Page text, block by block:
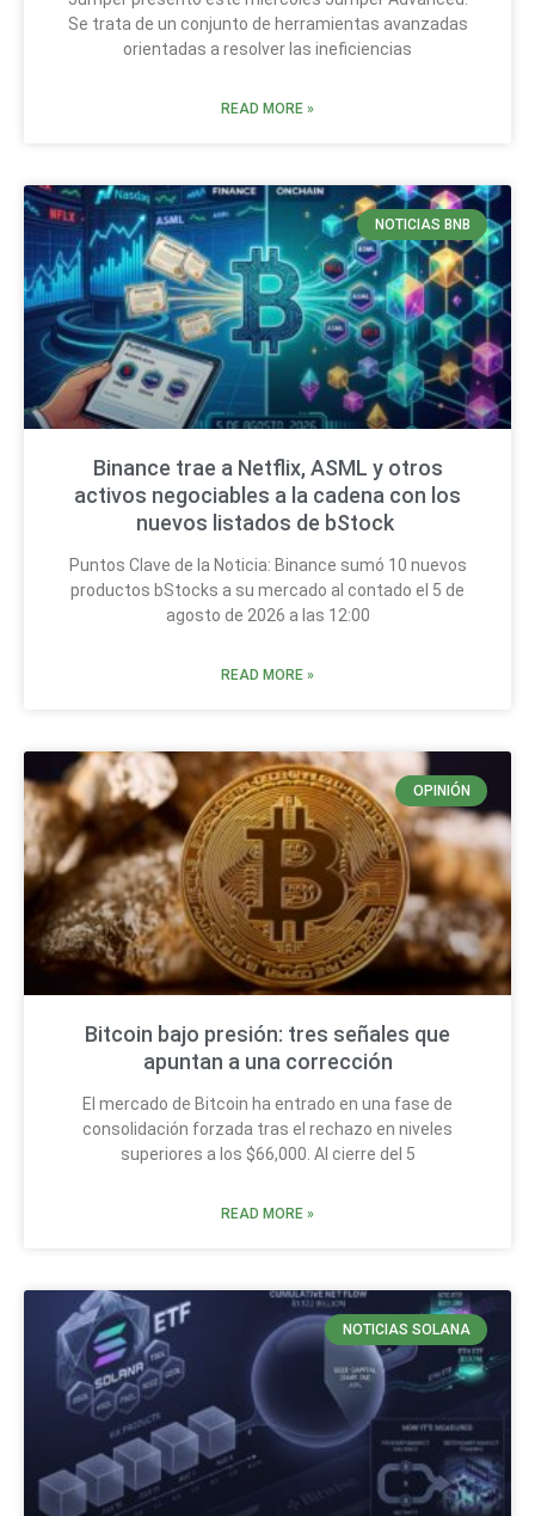
Se trata de un conjunto de herramientas avanzadas
orientadas a resolver las ineficiencias
READ MORE »
NOTICIAS BNB
Binance trae a Netflix, ASML y otros
activos negociables a la cadena con los
nuevos listados de bStock
Puntos Clave de la Noticia: Binance sumó 10 nuevos
productos bStocks a su mercado al contado el 5 de
agosto de 2026 a las 12:00
READ MORE »
OPINIÓN
Bitcoin bajo presión: tres señales que
apuntan a una corrección
El mercado de Bitcoin ha entrado en una fase de
consolidación forzada tras el rechazo en niveles
superiores a los $66,000. Al cierre del 5
READ MORE »
NOTICIAS SOLANA